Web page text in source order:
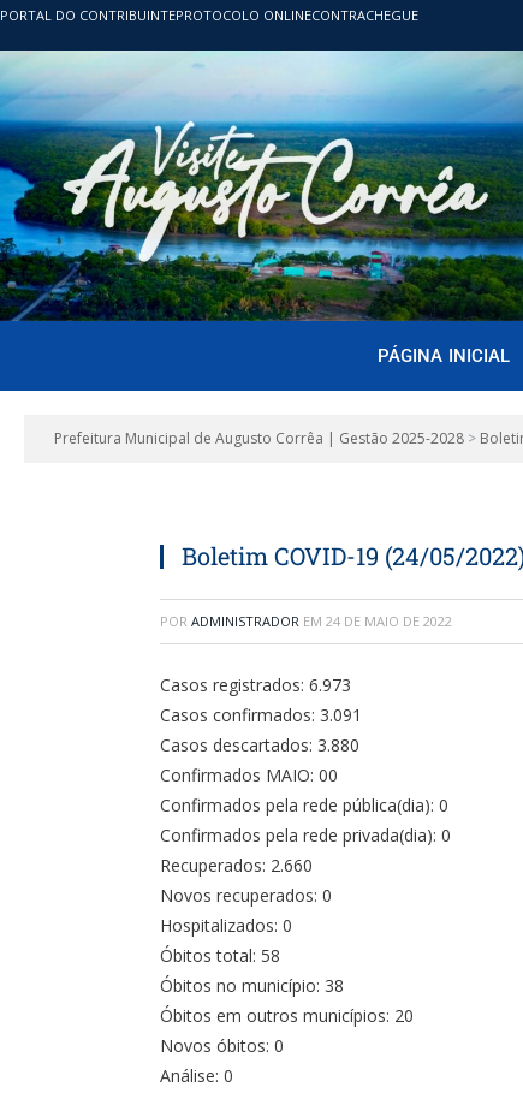
PORTAL DO CONTRIBUINTEPROTOCOLO ONLINECONTRACHEGUE
PÁGINA INICIAL
Prefeitura Municipal de Augusto Corrêa | Gestão 2025-2028 >
Boletim COVID-19 (24/05/
POR ADMINISTRADOR EM 24 DE MAIO DE 2022
Casos registrados: 6.973
Casos confirmados: 3.091
Casos descartados: 3.880
Confirmados MAIO: 00
Confirmados pela rede pública(dia): 0
Confirmados pela rede privada(dia): 0
Recuperados: 2.660
Novos recuperados: 0
Hospitalizados: 0
Óbitos total: 58
Óbitos no município: 38
Óbitos em outros municípios: 20
Novos óbitos: 0
Análise: 0